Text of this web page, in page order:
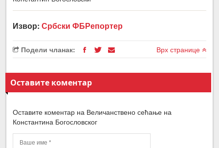
Извор:Србски ФБРепортер
Подели чланак: Врх странице
Оставите коментар
Оставите коментар на Величанствено сећање на
Константина Богословског